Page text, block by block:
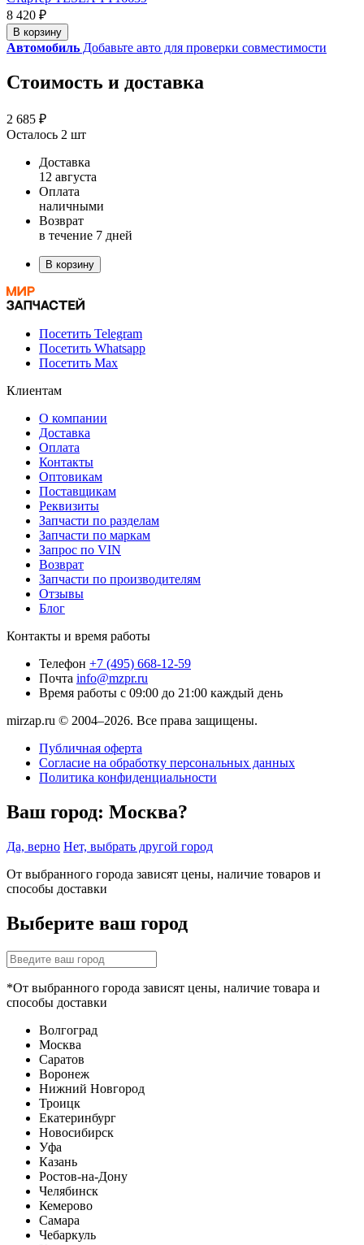
8 420 ₽
В корзину
Автомобиль Добавьте авто для проверки совместимости
Стоимость и доставка
2 685 ₽
Осталось 2 шт
Доставка
12 августа
Оплата
наличными
Возврат
в течение 7 дней
В корзину
Посетить Telegram
Посетить Whatsapp
Посетить Max
Клиентам
О компании
Доставка
Оплата
Контакты
Оптовикам
Поставщикам
Реквизиты
Запчасти по разделам
Запчасти по маркам
Запрос по VIN
Возврат
Запчасти по производителям
Отзывы
Блог
Контакты и время работы
Телефон +7 (495) 668-12-59
Почта info@mzpr.ru
Время работы с 09:00 до 21:00 каждый день
mirzap.ru © 2004–2026. Все права защищены.
Публичная оферта
Согласие на обработку персональных данных
Политика конфиденциальности
Ваш город: Москва?
Да, верно Нет, выбрать другой город
От выбранного города зависят цены, наличие товаров и
способы доставки
Выберите ваш город
*От выбранного города зависят цены, наличие товара и
способы доставки
Волгоград
Москва
Саратов
Воронеж
Нижний Новгород
Троицк
Екатеринбург
Новосибирск
Уфа
Казань
Ростов-на-Дону
Челябинск
Кемерово
Самара
Чебаркуль